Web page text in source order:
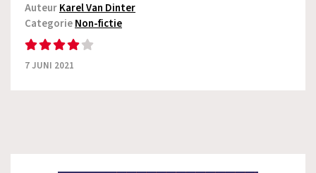
AuteurKarel Van Dinter
CategorieNon-fictie
7 JUNI 2021